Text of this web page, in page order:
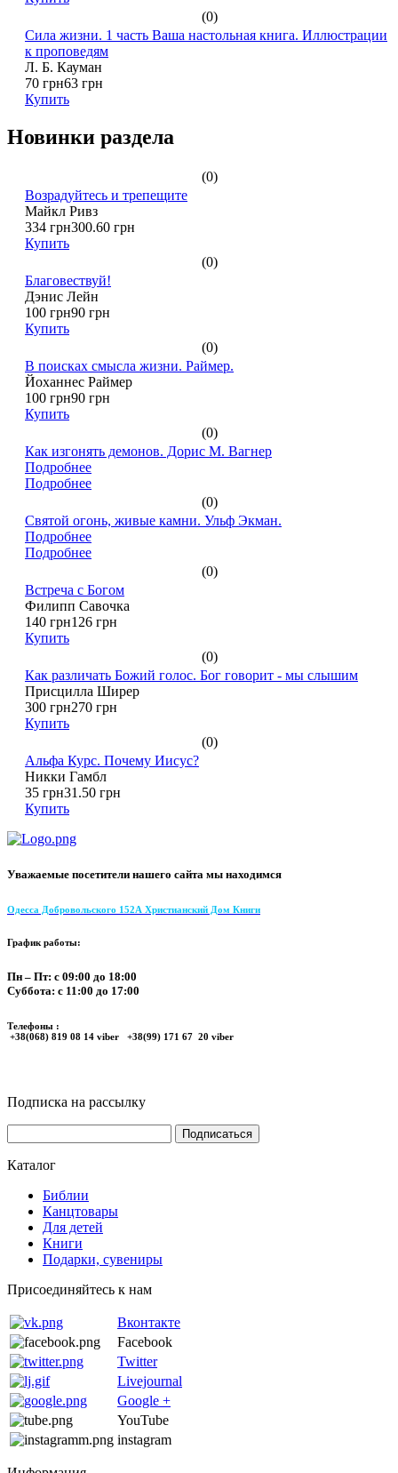
(0)
Сила жизни. 1 часть Ваша настольная книга. Иллюстрации
к проповедям
Л. Б. Кауман
70 грн63 грн
Купить
Новинки раздела
(0)
Возрадуйтесь и трепещите
Майкл Ривз
334 грн300.60 грн
Купить
(0)
Благовествуй!
Дэнис Лейн
100 грн90 грн
Купить
(0)
В поисках смысла жизни. Раймер.
Йоханнес Раймер
100 грн90 грн
Купить
(0)
Как изгонять демонов. Дорис М. Вагнер
Подробнее
Подробнее
(0)
Святой огонь, живые камни. Ульф Экман.
Подробнее
Подробнее
(0)
Встреча с Богом
Филипп Савочка
140 грн126 грн
Купить
(0)
Как различать Божий голос. Бог говорит - мы слышим
Присцилла Ширер
300 грн270 грн
Купить
(0)
Альфа Курс. Почему Иисус?
Никки Гамбл
35 грн31.50 грн
Купить
Уважаемые посетители нашего сайта мы находимся
Одесса Добровольского 152А Христианский Дом Книги
График работы:
Пн – Пт: с 09:00 до 18:00
Суббота: с 11:00 до 17:00
Телефоны :
+38(068) 819 08 14 viber +38(99) 171 67 20 viber
Подписка на рассылку
Каталог
Библии
Канцтовары
Для детей
Книги
Подарки, сувениры
Присоединяйтесь к нам
Вконтакте
Facebook
Twitter
Livejournal
Google +
YouTube
instagram